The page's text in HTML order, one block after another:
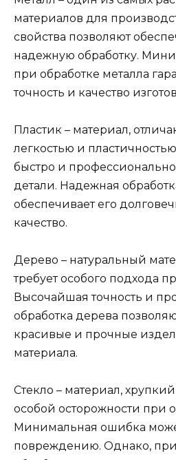
материалов для
свойства позволяют
надежную обработку.
при обработке металла
точность и качество
Пластик – материал,
легкостью и
быстро и профессионально
детали. Надежная
обеспечивает его
качество.
Дерево – натуральный
требует особого подхода
Высочайшая точность и
обработка дерева
красивые и прочные
материала.
Стекло – материал,
особой осторожности при
Минимальная ошибка
повреждению. Однако,